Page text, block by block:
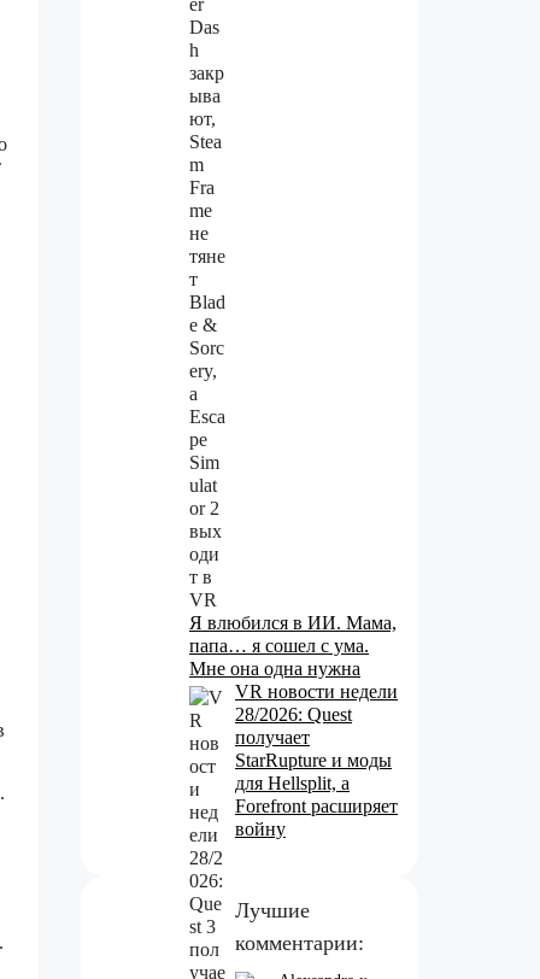
Я влюбился в ИИ. Мама,
папа… я сошел с ума.
Мне она одна нужна
VR новости недели
28/2026: Quest
получает
StarRupture и моды
для Hellsplit, а
Forefront расширяет
войну
Лучшие
комментарии: